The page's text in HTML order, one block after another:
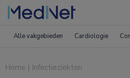
Alle vakgebieden Cardiologie
Home | Infectieziekten